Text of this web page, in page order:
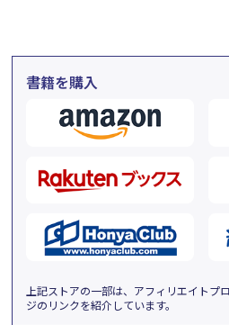
書籍を購入
上記ストアの一部は、アフィリエイトプ
ジのリンクを紹介しています。